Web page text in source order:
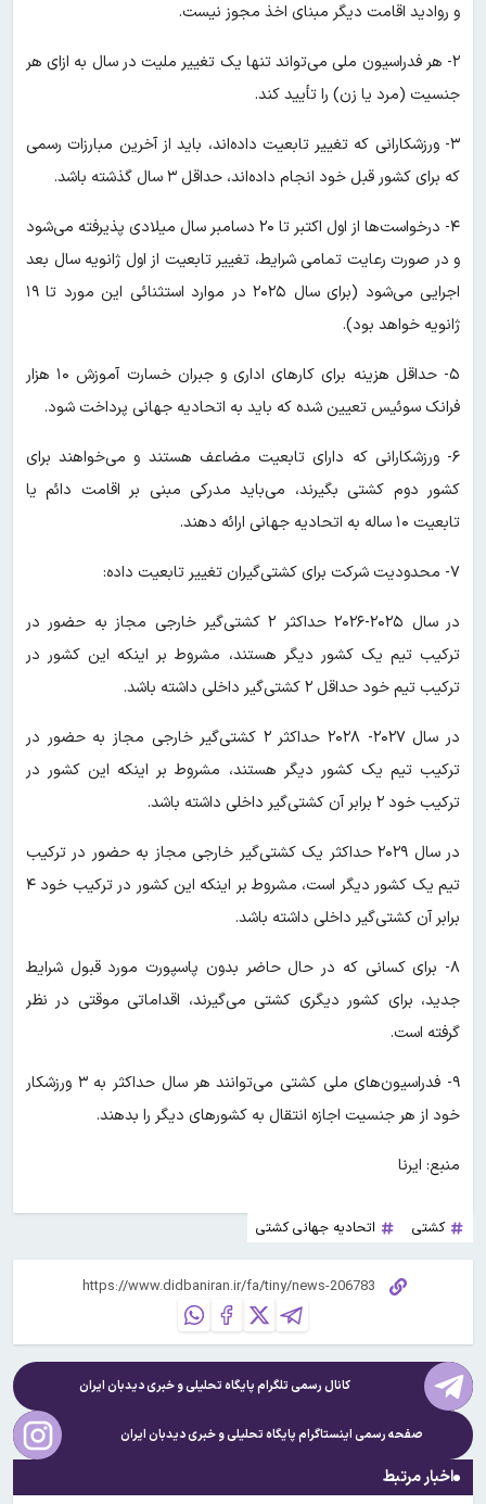
و روادید اقامت دیگر مبنای اخذ مجوز نیست.
۲- هر فدراسیون ملی می‌تواند تنها یک تغییر ملیت در سال به ازای هر
جنسیت (مرد یا زن) را تأیید کند.
۳- ورزشکارانی که تغییر تابعیت داده‌اند، باید از آخرین مبارزات رسمی
که برای کشور قبل خود انجام داده‌اند، حداقل ۳ سال گذشته باشد.
۴- درخواست‌ها از اول اکتبر تا ۲۰ دسامبر سال میلادی پذیرفته می‌شود
و در صورت رعایت تمامی شرایط، تغییر تابعیت از اول ژانویه سال بعد
اجرایی می‌شود (برای سال ۲۰۲۵ در موارد استثنائی این مورد تا ۱۹
ژانویه خواهد بود).
۵- حداقل هزینه برای کارهای اداری و جبران خسارت آموزش ۱۰ هزار
فرانک سوئیس تعیین شده که باید به اتحادیه جهانی پرداخت شود.
۶- ورزشکارانی که دارای تابعیت مضاعف هستند و می‌خواهند برای
کشور دوم کشتی بگیرند، می‌باید مدرکی مبنی بر اقامت دائم یا
تابعیت ۱۰ ساله به اتحادیه جهانی ارائه دهند.
۷- محدودیت شرکت برای کشتی‌گیران تغییر تابعیت داده:
در سال ۲۰۲۵-۲۰۲۶ حداکثر ۲ کشتی‌گیر خارجی مجاز به حضور در
ترکیب تیم یک کشور دیگر هستند، مشروط بر اینکه این کشور در
ترکیب تیم خود حداقل ۲ کشتی‌گیر داخلی داشته باشد.
در سال ۲۰۲۷- ۲۰۲۸ حداکثر ۲ کشتی‌گیر خارجی مجاز به حضور در
ترکیب تیم یک کشور دیگر هستند، مشروط بر اینکه این کشور در
ترکیب خود ۲ برابر آن کشتی‌گیر داخلی داشته باشد.
در سال ۲۰۲۹ حداکثر یک کشتی‌گیر خارجی مجاز به حضور در ترکیب
تیم یک کشور دیگر است، مشروط بر اینکه این کشور در ترکیب خود ۴
برابر آن کشتی‌گیر داخلی داشته باشد.
۸- برای کسانی که در حال حاضر بدون پاسپورت مورد قبول شرایط
جدید، برای کشور دیگری کشتی می‌گیرند، اقداماتی موقتی در نظر
گرفته است.
۹- فدراسیون‌های ملی کشتی می‌توانند هر سال حداکثر به ۳ ورزشکار
خود از هر جنسیت اجازه انتقال به کشورهای دیگر را بدهند.
منبع: ایرنا
کشتی اتحادیه جهانی کشتی
کانال رسمی تلگرام پایگاه تحلیلی و خبریدیدبان ایران
صفحه رسمی اینستاگرام پایگاه تحلیلی و خبریدیدبان ایران
اخبار مرتبط